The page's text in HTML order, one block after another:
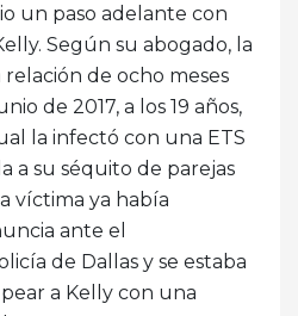
un paso adelante con
Según su abogado, la
de ocho meses
de 2017, a los 19 años,
la infectó con una ETS
a su séquito de parejas
víctima ya había
ante el
de Dallas y se estaba
a Kelly con una